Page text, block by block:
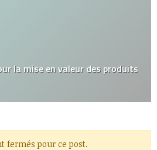
la mise en valeur des produits
fermés pour ce post.